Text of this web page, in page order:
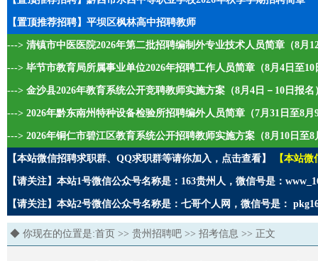
【置顶推荐招聘】平坝区枫林高中招聘教师
---> 清镇市中医医院2026年第二批招聘编制外专业技术人员简章（8月
---> 毕节市教育局所属事业单位2026年招聘工作人员简章（8月4日至10
---> 金沙县2026年教育系统公开竞聘教师实施方案（8月4日－10日报名
---> 2026年黔东南州特种设备检验所招聘编外人员简章（7月31日至8月
---> 2026年铜仁市碧江区教育系统公开招聘教师实施方案（8月10日至8
【本站微信招聘求职群、QQ求职群等请你加入，点击查看】 【本站
【请关注】本站1号微信公众号名称是：163贵州人，微信号是：
【请关注】本站2号微信公众号名称是：七哥个人网，微信号是：
◆ 你现在的位置是:首页 >> 贵州招聘吧 >> 招考信息 >> 正文